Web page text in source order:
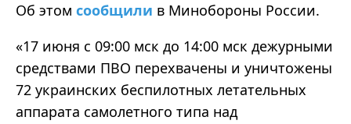
Об этом сообщили в Минобороны России.
«17 июня с 09:00 мск до 14:00 мск дежурными
средствами ПВО перехвачены и уничтожены
72 украинских беспилотных летательных
аппарата самолетного типа над